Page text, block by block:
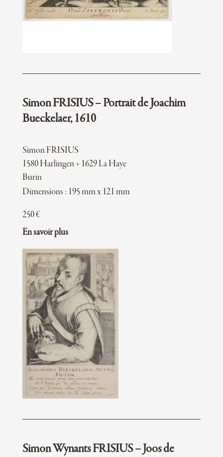
Simon FRISIUS – Portrait de Joachim
Bueckelaer, 1610
Simon FRISIUS
1580 Harlingen + 1629 La Haye
Burin
Dimensions : 195 mm x 121 mm
250€
En savoir plus
Simon Wynants FRISIUS – Joos de